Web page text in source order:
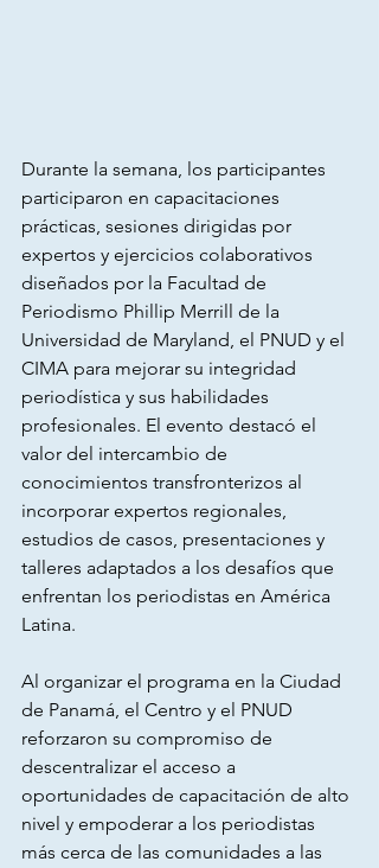
Durante la semana, los participantes
participaron en capacitaciones
prácticas, sesiones dirigidas por
expertos y ejercicios colaborativos
diseñados por la Facultad de
Periodismo Phillip Merrill de la
Universidad de Maryland, el PNUD y el
CIMA para mejorar su integridad
periodística y sus habilidades
profesionales. El evento destacó el
valor del intercambio de
conocimientos transfronterizos al
incorporar expertos regionales,
estudios de casos, presentaciones y
talleres adaptados a los desafíos que
enfrentan los periodistas en América
Latina.
Al organizar el programa en la Ciudad
de Panamá, el Centro y el PNUD
reforzaron su compromiso de
descentralizar el acceso a
oportunidades de capacitación de alto
nivel y empoderar a los periodistas
más cerca de las comunidades a las